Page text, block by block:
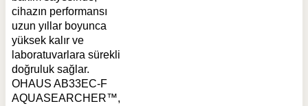
cihazın performansı
uzun yıllar boyunca
yüksek kalır ve
laboratuvarlara sürekli
doğruluk sağlar.
OHAUS AB33EC-F
AQUASEARCHER™,